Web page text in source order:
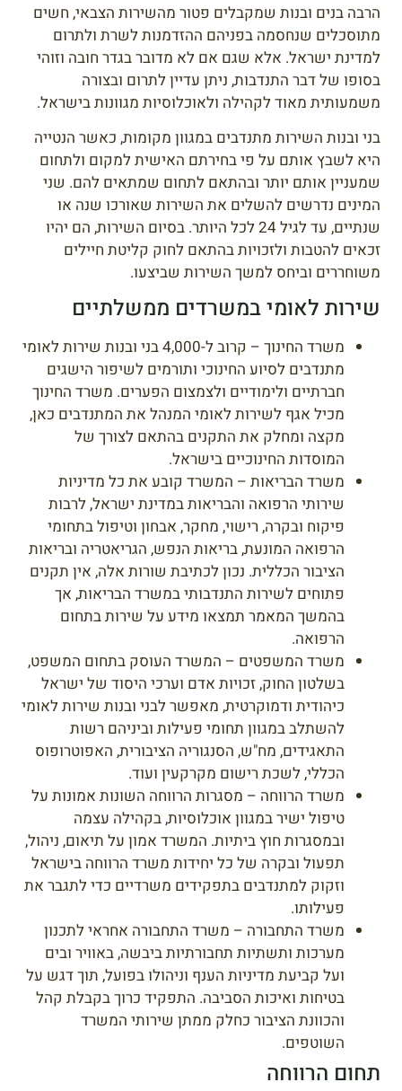
הרבה בנים ובנות שמקבלים פטור מהשירות הצבאי, חשים
מתוסכלים שנחסמה בפניהם ההזדמנות לשרת ולתרום
למדינת ישראל. אלא שגם אם לא מדובר בגדר חובה וזוהי
בסופו של דבר התנדבות, ניתן עדיין לתרום ובצורה
משמעותית מאוד לקהילה ולאוכלוסיות מגוונות בישראל.
בני ובנות השירות מתנדבים במגוון מקומות, כאשר הנטייה
היא לשבץ אותם על פי בחירתם האישית למקום ולתחום
שמעניין אותם יותר ובהתאם לתחום שמתאים להם. שני
המינים נדרשים להשלים את השירות שאורכו שנה או
שנתיים, עד לגיל 24 לכל היותר. בסיום השירות, הם יהיו
זכאים להטבות ולזכויות בהתאם לחוק קליטת חיילים
משוחררים וביחס למשך השירות שביצעו.
שירות לאומי במשרדים ממשלתיים
משרד החינוך – קרוב ל-4,000 בני ובנות שירות לאומי
מתנדבים לסיוע החינוכי ותורמים לשיפור הישגים
חברתיים ולימודיים ולצמצום הפערים. משרד החינוך
מכיל אגף לשירות לאומי המנהל את המתנדבים כאן,
מקצה ומחלק את התקנים בהתאם לצורך של
המוסדות החינוכיים בישראל.
משרד הבריאות – המשרד קובע את כל מדיניות
שירותי הרפואה והבריאות במדינת ישראל, לרבות
פיקוח ובקרה, רישוי, מחקר, אבחון וטיפול בתחומי
הרפואה המונעת, בריאות הנפש, הגריאטריה ובריאות
הציבור הכללית. נכון לכתיבת שורות אלה, אין תקנים
פתוחים לשירות התנדבותי במשרד הבריאות, אך
בהמשך המאמר תמצאו מידע על שירות בתחום
הרפואה.
משרד המשפטים – המשרד העוסק בתחום המשפט,
בשלטון החוק, זכויות אדם וערכי היסוד של ישראל
כיהודית ודמוקרטית, מאפשר לבני ובנות שירות לאומי
להשתלב במגוון תחומי פעילות וביניהם רשות
התאגידים, מח"ש, הסנגוריה הציבורית, האפוטרופוס
הכללי, לשכת רישום מקרקעין ועוד.
משרד הרווחה – מסגרות הרווחה השונות אמונות על
טיפול ישיר במגוון אוכלוסיות, בקהילה עצמה
ובמסגרות חוץ ביתיות. המשרד אמון על תיאום, ניהול,
תפעול ובקרה של כל יחידות משרד הרווחה בישראל
וזקוק למתנדבים בתפקידים משרדיים כדי לתגבר את
פעילותו.
משרד התחבורה – משרד התחבורה אחראי לתכנון
מערכות ותשתיות תחבורתיות ביבשה, באוויר ובים
ועל קביעת מדיניות הענף וניהולו בפועל, תוך דגש על
בטיחות ואיכות הסביבה. התפקיד כרוך בקבלת קהל
והכוונת הציבור כחלק ממתן שירותי המשרד
השוטפים.
תחום הרווחה